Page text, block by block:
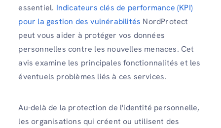
essentiel. Indicateurs clés de performance (KPI)
pour la gestion des vulnérabilités NordProtect
peut vous aider à protéger vos données
personnelles contre les nouvelles menaces. Cet
avis examine les principales fonctionnalités et les
éventuels problèmes liés à ces services.
Au-delà de la protection de l'identité personnelle,
les organisations qui créent ou utilisent des